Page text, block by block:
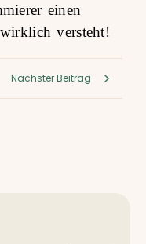
einen
versteht!
Nächster Beitrag